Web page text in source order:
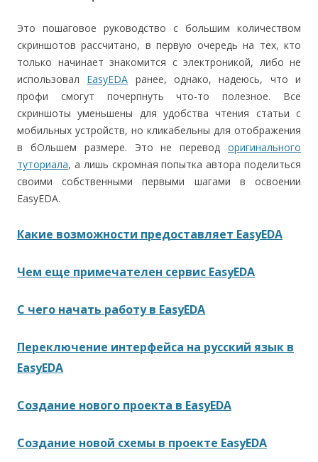
Это пошаговое руководство с большим количеством
скриншотов рассчитано, в первую очередь на тех, кто
только начинает знакомится с электроникой, либо не
использовал EasyEDA ранее, однако, надеюсь, что и
профи смогут почерпнуть что-то полезное. Все
скриншоты уменьшены для удобства чтения статьи с
мобильных устройств, но кликабельны для отображения
в бОльшем размере. Это не перевод оригинального
туториала, а лишь скромная попытка автора поделиться
своими собственными первыми шагами в освоении
EasyEDA.
Какие возможности предоставляет EasyEDA
Чем еще примечателен сервис EasyEDA
С чего начать работу в EasyEDA
Переключение интерфейса на русский язык в
EasyEDA
Создание нового проекта в EasyEDA
Создание новой схемы в проекте EasyEDA